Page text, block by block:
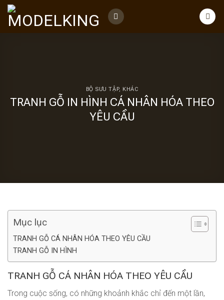
Skip
BỘ SƯU TẬP, KHÁC
TRANH GỖ IN HÌNH CÁ NHÂN HÓA THEO
YÊU CẦU
Mục lục
TRANH GỖ CÁ NHÂN HÓA THEO YÊU CẦU
TRANH GỖ IN HÌNH
TRANH GỖ CÁ NHÂN HÓA THEO YÊU CẦU
Trong cuộc sống, có những khoảnh khắc chỉ đến một lần,